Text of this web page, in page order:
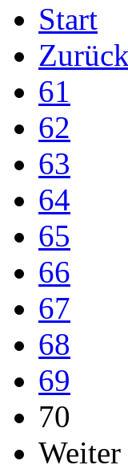
Start
Zurück
61
62
63
64
65
66
67
68
69
70
Weiter